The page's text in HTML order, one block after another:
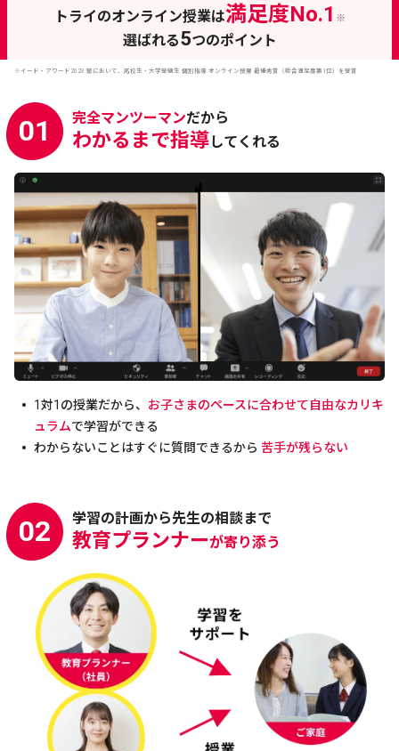
トライのオンライン授業は満足度No.1 ※
選ばれる5つのポイント
※イード・アワード2023 塾において、高校生・大学受験生 個別指導 オンライン授業 最優秀賞（総合満足度第1位）を受賞
01 完全マンツーマンだから
わかるまで指導してくれる
1対1の授業だから、 お子さまのペースに合わせて自由なカリキ
ュラムで学習ができる
わからないことはすぐに質問できるから 苦手が残らない
02 学習の計画から先生の相談まで
教育プランナーが寄り添う